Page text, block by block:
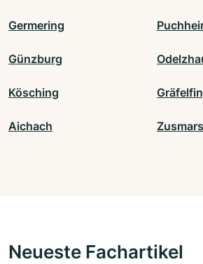
Germering
Günzburg
Kösching
Aichach
Neueste Fachartikel